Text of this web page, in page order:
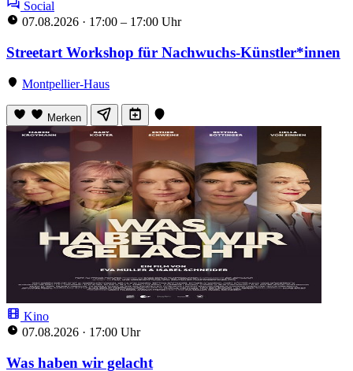
Social
07.08.2026 · 17:00 – 17:00 Uhr
Streetart Workshop für Nachwuchs-Künstler*innen
Montpellier-Haus
Merken
Kino
07.08.2026 · 17:00 Uhr
Was haben wir gelacht